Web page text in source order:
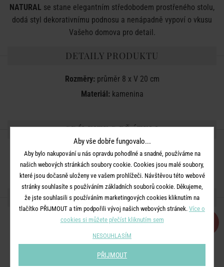
NATURAL se stane elegantním středobodem prostřeného stolu,
dodá styl dekorativnímu podnosu a nenápadně vypoví o vkusu
Vašeho domova pro detail.
DETAILY PRODUKTU
Rozměry:průměr 8 x V 20 cm
Materiál:kamenina
SDÍLEJTE S PŘÁTELI
DALŠÍ PRODUKTY ZE SÉRIE
-50%
Aby vše dobře fungovalo...
Aby bylo nakupování u nás opravdu pohodlné a snadné, používáme na
našich webových stránkách soubory cookie. Cookies jsou malé soubory,
které jsou dočasně uloženy ve vašem prohlížeči. Návštěvou této webové
stránky souhlasíte s používáním základních souborů cookie. Děkujeme,
že jste souhlasili s používáním marketingových cookies kliknutím na
tlačítko PŘIJMOUT a tím podpořili vývoj našich webových stránek. Více o
cookies si můžete přečíst kliknutím sem
NESOUHLASÍM
PŘIJMOUT